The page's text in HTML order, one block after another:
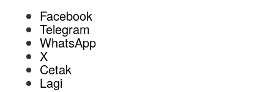
Facebook
Telegram
WhatsApp
X
Cetak
Lagi